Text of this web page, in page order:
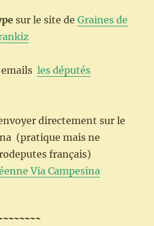
sur le site deGraines de
emailsles députés
directement sur le
(pratique mais ne
français)
Via Campesina